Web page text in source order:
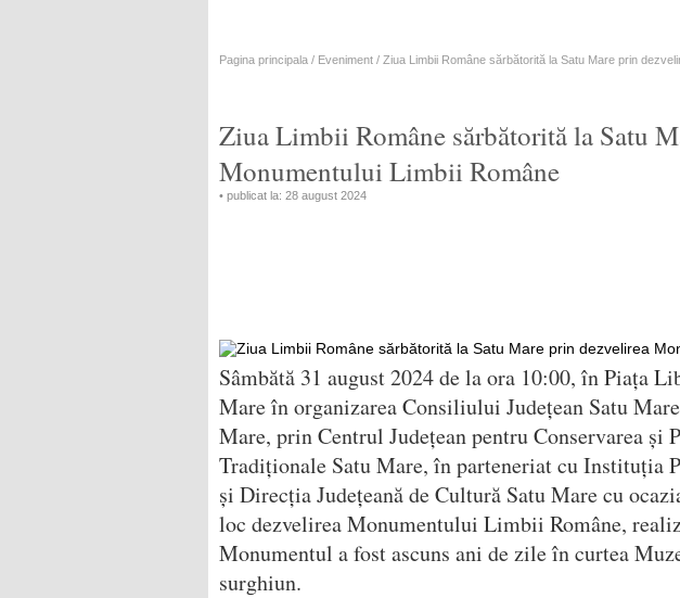
Pagina principala / Eveniment / Ziua Limbii Române sărbătorită la Satu Mare prin
Ziua Limbii Române sărbătorită la Satu
Monumentului Limbii Române
• publicat la: 28 august 2024
Sâmbătă 31 august 2024 de la ora 10:00, în Piața
Mare în organizarea Consiliului Județean Satu
Mare, prin Centrul Județean pentru Conservarea și
Tradiționale Satu Mare, în parteneriat cu Instituția
și Direcția Județeană de Cultură Satu Mare cu
loc dezvelirea Monumentului Limbii Române,
Monumentul a fost ascuns ani de zile în curtea
surghiun.